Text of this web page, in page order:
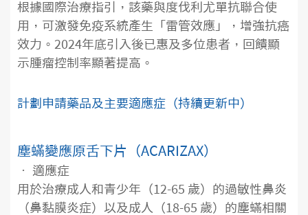
根據國際治療指引，該藥與度伐利尤單抗聯合使
用，可激發免疫系統產生「雷管效應」，增強抗癌
效力。2024年底引入後已惠及多位患者，回饋顯
示腫瘤控制率顯著提高。
計劃申請藥品及主要適應症（持續更新中）
塵蟎變應原舌下片（ACARIZAX）
• 適應症
用於治療成人和青少年（12-65 歲）的過敏性鼻炎
（鼻黏膜炎症）以及成人（18-65 歲）的塵蟎相關